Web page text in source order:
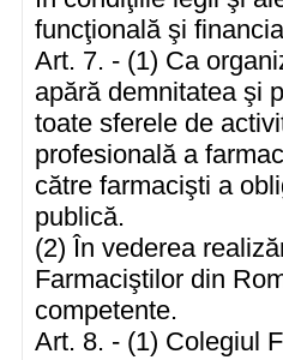
funcţională şi
Art. 7. - (1) Ca
apără demnitatea şi
toate sferele de
profesională a
către farmacişti a
publică.
(2) În vederea
Farmaciştilor din
competente.
Art. 8. - (1) Colegiul